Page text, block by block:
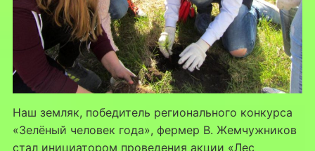
Наш земляк, победитель регионального конкурса
«Зелёный человек года», фермер В. Жемчужников
стал инициатором проведения акции «Лес